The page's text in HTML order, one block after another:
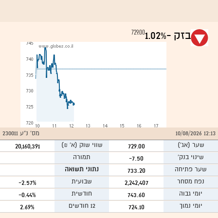
בזק -1.02%
729.00
12:13 10/08/2026
מס' נ"ע 230011
שער (אג') 729.00 שווי שוק (א` ₪) 20,160,391
שינוי בנק' -7.50
תמורה
שער פתיחה
733.20
נתוני תשואה
נפח מסחר
2,242,407 שבועית -2.57%
יומי גבוה 743.60 חודשית -0.44%
יומי נמוך 724.10 12 חודשים 2.69%